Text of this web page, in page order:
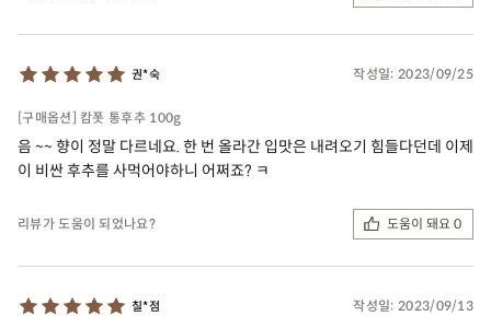
권*숙 작성일: 2023/09/25
[구매옵션] 캄폿 통후추 100g
음 ~~ 향이 정말 다르네요. 한 번 올라간 입맛은 내려오기 힘들다던데 이제
이 비싼 후추를 사먹어야하니 어쩌죠? ㅋ
리뷰가 도움이 되었나요? 도움이 돼요 0
칠*점 작성일: 2023/09/13